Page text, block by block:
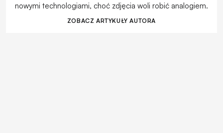
nowymi technologiami, choć zdjęcia woli robić analogiem.
ZOBACZ ARTYKUŁY AUTORA